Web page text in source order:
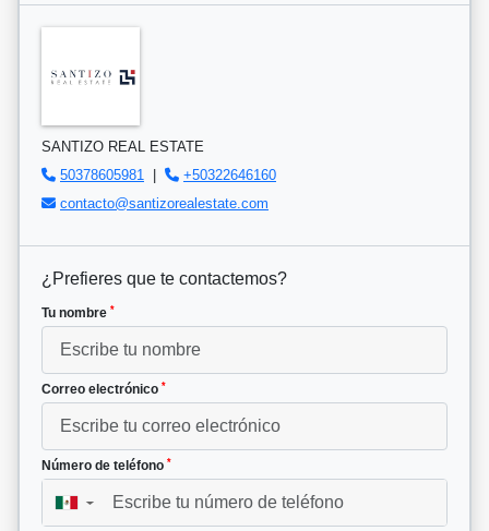
SANTIZO REAL ESTATE
50378605981
+50322646160
contacto@santizorealestate.com
¿Prefieres que te contactemos?
Tu nombre *
Correo electrónico *
Número de teléfono *
▼